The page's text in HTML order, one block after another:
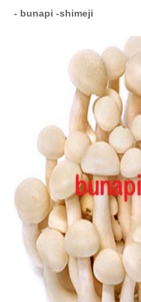
- bunapi -shimeji